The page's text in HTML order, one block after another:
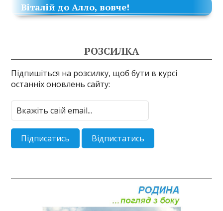
Віталій до Алло, вовче!
РОЗСИЛКА
Підпишіться на розсилку, щоб бути в курсі
останніх оновлень сайту: